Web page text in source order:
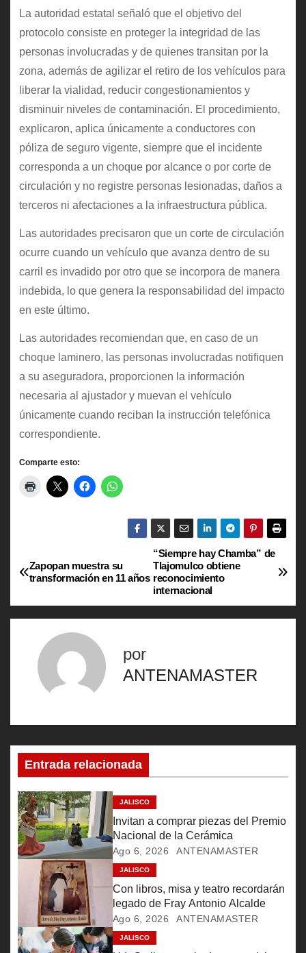
La autoridad estatal señaló que el objetivo del
protocolo consiste en proteger la integridad de las
personas involucradas y de quienes transitan por la
zona, además de agilizar el retiro de los vehículos para
liberar la vialidad, reducir congestionamientos y
disminuir niveles de contaminación. El procedimiento,
explicaron, aplica únicamente a conductores con
póliza de seguro vigente, siempre que el incidente
corresponda a un choque por alcance o por corte de
circulación y no registre personas lesionadas, daños a
terceros ni afectaciones a la infraestructura pública.
Las autoridades precisaron que un corte de circulación
ocurre cuando un vehículo que avanza dentro de su
carril es invadido por otro que se incorpora de manera
indebida, lo que genera la responsabilidad del impacto
en este último.
Las autoridades recomiendan que, en caso de un
choque laminero, las personas involucradas notifiquen
a su aseguradora, proporcionen la información
necesaria al ajustador y muevan el vehículo
únicamente cuando reciban la instrucción telefónica
correspondiente.
Comparte esto:
N
a
v
ó
n
d
n
“Siempre hay Chamba” de
Tlajomulco obtiene
reconocimiento
internacional
Zapopan muestra su
transformación en 11 años
por
ANTENAMASTER
Entrada relacionada
JALISCO
Invitan a comprar piezas del Premio
Nacional de la Cerámica
Ago 6, 2026 ANTENAMASTER
JALISCO
Con libros, misa y teatro recordarán
legado de Fray Antonio Alcalde
Ago 6, 2026 ANTENAMASTER
JALISCO